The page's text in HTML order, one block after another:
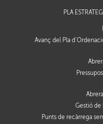
PLA
Avanç del Pla
Gestió de
Punts de recàrrega